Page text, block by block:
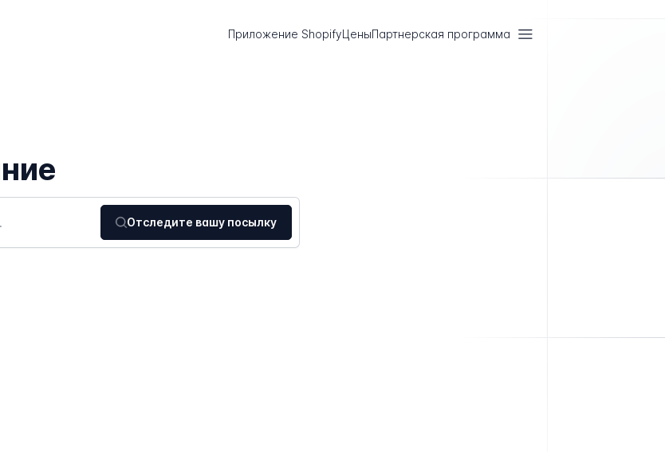
Приложение ShopifyЦеныПартнерская программа
Отследите вашу посылку